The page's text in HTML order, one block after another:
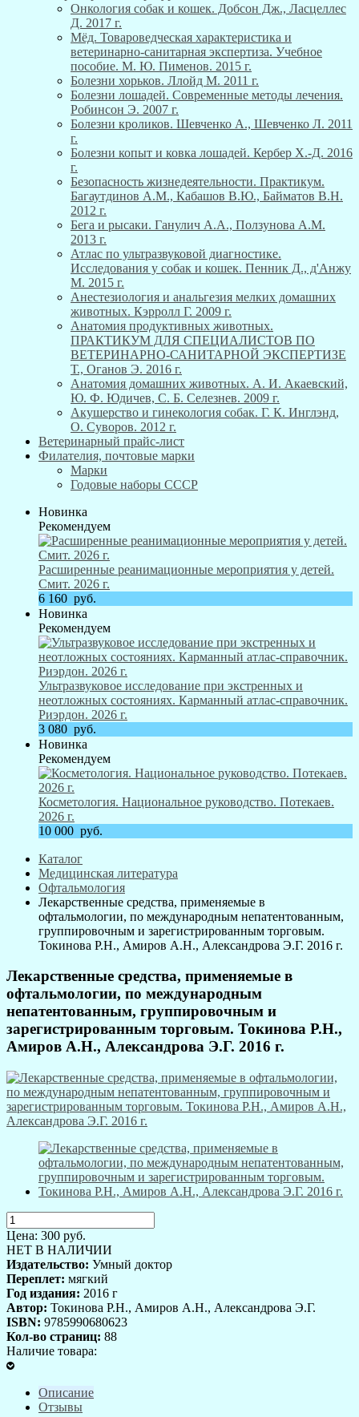
Онкология собак и кошек. Добсон Дж., Ласцеллес
Д. 2017 г.
Мёд. Товароведческая характеристика и
ветеринарно-санитарная экспертиза. Учебное
пособие. М. Ю. Пименов. 2015 г.
Болезни хорьков. Ллойд М. 2011 г.
Болезни лошадей. Современные методы лечения.
Робинсон Э. 2007 г.
Болезни кроликов. Шевченко А., Шевченко Л. 2011
г.
Болезни копыт и ковка лошадей. Кербер Х.-Д. 2016
г.
Безопасность жизнедеятельности. Практикум.
Багаутдинов А.М., Кабашов В.Ю., Байматов В.Н.
2012 г.
Бега и рысаки. Ганулич А.А., Ползунова А.М.
2013 г.
Атлас по ультразвуковой диагностике.
Исследования у собак и кошек. Пенник Д., д'Анжу
М. 2015 г.
Анестезиология и анальгезия мелких домашних
животных. Кэрролл Г. 2009 г.
Анатомия продуктивных животных.
ПРАКТИКУМ ДЛЯ СПЕЦИАЛИСТОВ ПО
ВЕТЕРИНАРНО-САНИТАРНОЙ ЭКСПЕРТИЗЕ
Т., Оганов Э. 2016 г.
Анатомия домашних животных. А. И. Акаевский,
Ю. Ф. Юдичев, С. Б. Селезнев. 2009 г.
Акушерство и гинекология собак. Г. К. Инглэнд,
О. Суворов. 2012 г.
Ветеринарный прайс-лист
Филателия, почтовые марки
Марки
Годовые наборы СССР
Новинка
Рекомендуем
Расширенные реанимационные мероприятия у детей.
Смит. 2026 г.
6 160 руб.
Новинка
Рекомендуем
Ультразвуковое исследование при экстренных и
неотложных состояниях. Карманный атлас-справочник.
Риэрдон. 2026 г.
3 080 руб.
Новинка
Рекомендуем
Косметология. Национальное руководство. Потекаев.
2026 г.
10 000 руб.
Каталог
Медицинская литература
Офтальмология
Лекарственные средства, применяемые в
офтальмологии, по международным непатентованным,
группировочным и зарегистрированным торговым.
Токинова Р.Н., Амиров А.Н., Александрова Э.Г. 2016 г.
Лекарственные средства, применяемые в
офтальмологии, по международным
непатентованным, группировочным и
зарегистрированным торговым. Токинова Р.Н.,
Амиров А.Н., Александрова Э.Г. 2016 г.
Цена: 300 руб.
НЕТ В НАЛИЧИИ
Издательство: Умный доктор
Переплет: мягкий
Год издания: 2016 г
Автор: Токинова Р.Н., Амиров А.Н., Александрова Э.Г.
ISBN: 9785990680623
Кол-во страниц: 88
Наличие товара:
Описание
Отзывы